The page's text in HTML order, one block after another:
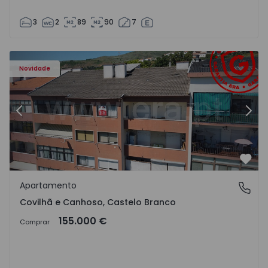
3 2 89 90 7
Novidade
- 18
Apartamento T2 Covilhã, Covilhã e Canhoso - 1497806 -
Anterior
Covilhã e Canhoso, Castelo Branco
Apartamento
Covilhã e Canhoso, Castelo Branco
Comprar 155.000 €